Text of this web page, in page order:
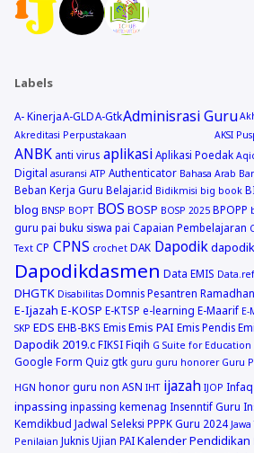
Labels
A- KinerjaA-GLDA-GtkAdminisrasi Guru
Akreditasi Perpustakaan AKSI
ANBK anti virus aplikasi Aplikasi Poedak
Digital asuransi ATP Authenticator Bahasa Arab
Beban Kerja Guru Belajar.id Bidikmisi big book
blog BNSP BOPT BOS BOSP BOSP 2025 BPOPP
guru pai buku siswa pai Capaian Pembelajaran
Text CP CPNS crochet DAK Dapodik
Dapodikdasmen Data EMIS
DHGTK Disabilitas Domnis Pesantren Ramadhan
E-Ijazah E-KOSP E-KTSP e-learning E-Maarif E-
SKP EDS EHB-BKS Emis Emis PAI Emis Pendis
Dapodik 2019.c FIKSI Fiqih G Suite for Education
Google Form Quiz gtk guru guru honorer Guru
HGN honor guru non ASN IHT ijazah IJOP Infaq
inpassing inpassing kemenag Insenntif Guru
Kemdikbud Jadwal Seleksi PPPK Guru 2024
Penilaian Juknis Ujian PAI Kalender Pendidikan